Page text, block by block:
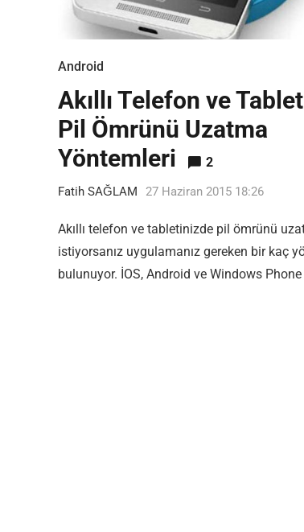
Android
Akıllı Telefon ve
Pil Ömrünü Uzatma
Yöntemleri
2
Fatih SAĞLAM 27 Haziran 2015 18:26
Akıllı telefon ve tabletinizde pil ömrünü
istiyorsanız uygulamanız gereken bir kaç
bulunuyor. İOS, Android ve Windows